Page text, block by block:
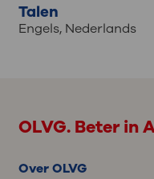
Talen
Engels,Nederlands
OLVG. Beter in
Over OLVG